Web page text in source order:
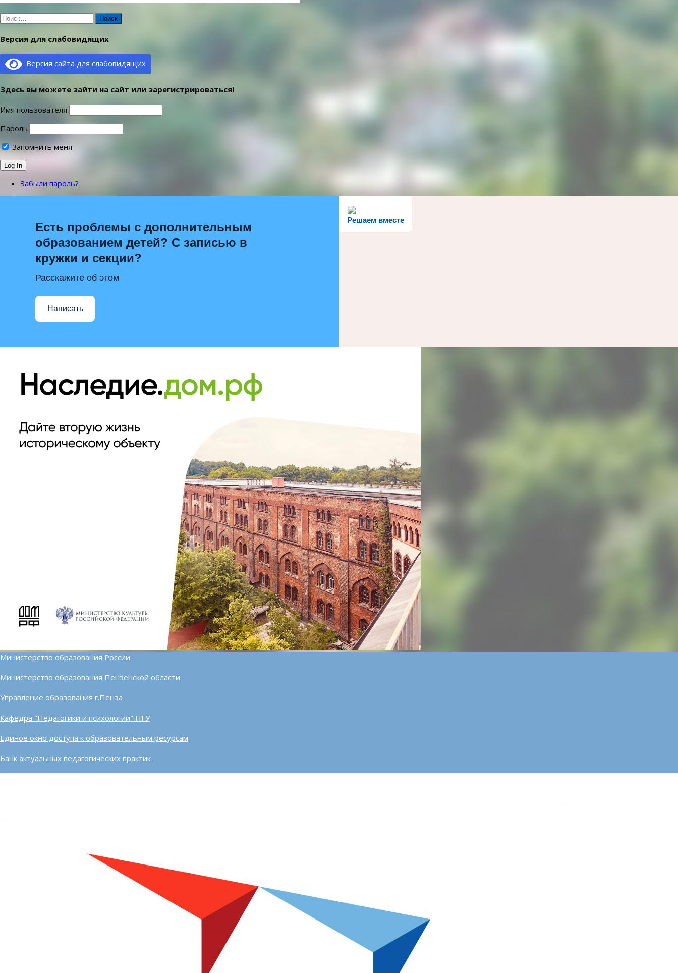
Найти:
Версия для слабовидящих
Версия сайта для слабовидящих
Здесь вы можете зайти на сайт или зарегистрироваться!
Имя пользователя
Пароль
Запомнить меня
Забыли пароль?
Решаем вместе
Есть проблемы с дополнительным
образованием детей? С записью в
кружки и секции?
Расскажите об этом
Написать
Министерство образования России
Министерство образования Пензенской области
Управление образования г.Пенза
Кафедра "Педагогики и психологии" ПГУ
Единое окно доступа к образовательным ресурсам
Банк актуальных педагогических практик